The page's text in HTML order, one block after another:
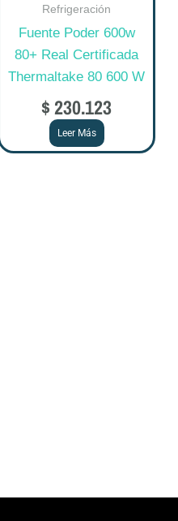
Refrigeración
Fuente Poder 600w
80+ Real Certificada
Thermaltake 80 600 W
$230.123
Leer Más